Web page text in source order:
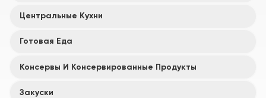
Центральные Кухни
Готовая Еда
Консервы И Консервированные Продукты
Закуски